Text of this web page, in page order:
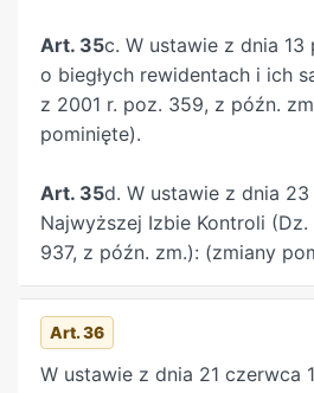
Art. 35c. W ustawie z dnia 13
o biegłych rewidentach i ich
z 2001 r. poz. 359, z późn.
pominięte).
Art. 35d. W ustawie z dnia
Najwyższej Izbie Kontroli (Dz.
937, z późn. zm.): (zmiany
Art. 36
W ustawie z dnia 21 czerwca